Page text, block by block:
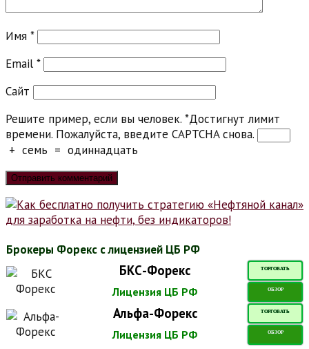
Имя *
Email *
Сайт
Решите пример, если вы человек. *Достигнут лимит
времени. Пожалуйста, введите CAPTCHA снова.
+ семь = одиннадцать
Брокеры Форекс с лицензией ЦБ РФ
БКС-Форекс ТОРГОВАТЬ
Лицензия ЦБ РФ ОБЗОР
Альфа-Форекс ТОРГОВАТЬ
Лицензия ЦБ РФ ОБЗОР